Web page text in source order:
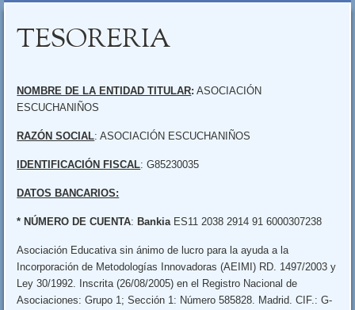
TESORERIA
NOMBRE DE LA ENTIDAD TITULAR: ASOCIACIÓN
ESCUCHANIÑOS
RAZÓN SOCIAL: ASOCIACIÓN ESCUCHANIÑOS
IDENTIFICACIÓN FISCAL: G85230035
DATOS BANCARIOS:
* NÚMERO DE CUENTA: Bankia ES11 2038 2914 91 6000307238
Asociación Educativa sin ánimo de lucro para la ayuda a la
Incorporación de Metodologías Innovadoras (AEIMI) RD. 1497/2003 y
Ley 30/1992. Inscrita (26/08/2005) en el Registro Nacional de
Asociaciones: Grupo 1; Sección 1: Número 585828. Madrid. CIF.: G-